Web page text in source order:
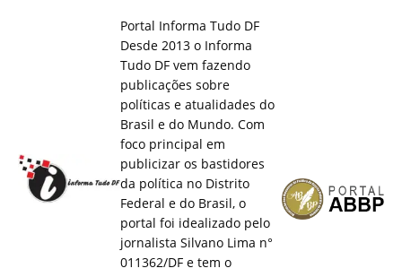
Portal Informa Tudo DF
Desde 2013 o Informa
Tudo DF vem fazendo
publicações sobre
políticas e atualidades do
Brasil e do Mundo. Com
foco principal em
publicizar os bastidores
da política no Distrito
Federal e do Brasil, o
portal foi idealizado pelo
jornalista Silvano Lima n°
011362/DF e tem o